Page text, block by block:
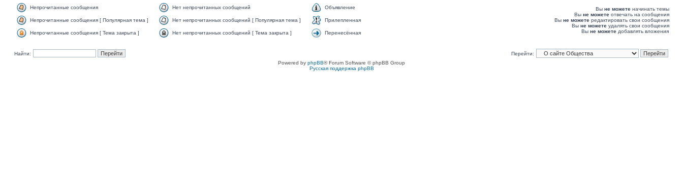
Непрочитанные сообщения Нет непрочитанных сообщений Объявление
Непрочитанные сообщения [ Популярная тема ] Нет непрочитанных сообщений [ Популярная тема ] Прилепленная
Непрочитанные сообщения [ Тема закрыта ] Нет непрочитанных сообщений [ Тема закрыта ] Перенесённая
Вы не можете начинать темы
Вы не можете отвечать на сообщения
Вы не можете редактировать свои сообщения
Вы не можете удалять свои сообщения
Вы не можете добавлять вложения
Найти:
Перейти:
Powered by phpBB® Forum Software © phpBB Group
Русская поддержка phpBB